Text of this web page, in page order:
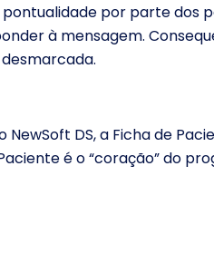
por parte dos
à mensagem.
DS, a Ficha de
é o “coração” do